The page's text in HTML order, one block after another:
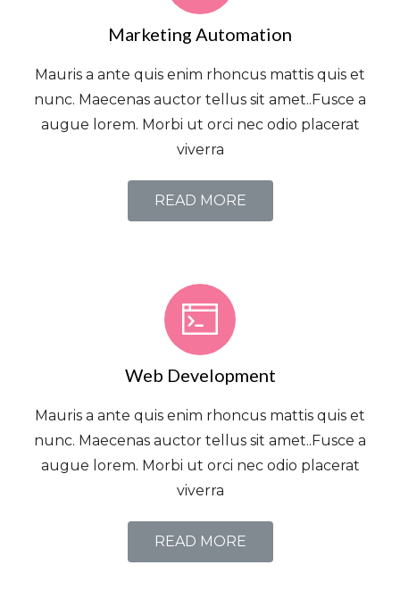
Marketing Automation
Mauris a ante quis enim rhoncus mattis quis et
nunc. Maecenas auctor tellus sit amet..Fusce a
augue lorem. Morbi ut orci nec odio placerat
viverra
READ MORE
Web Development
Mauris a ante quis enim rhoncus mattis quis et
nunc. Maecenas auctor tellus sit amet..Fusce a
augue lorem. Morbi ut orci nec odio placerat
viverra
READ MORE